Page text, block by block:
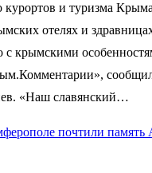
курортов и туризма
отелях и
с крымскими
сообщил
«Наш славянский…